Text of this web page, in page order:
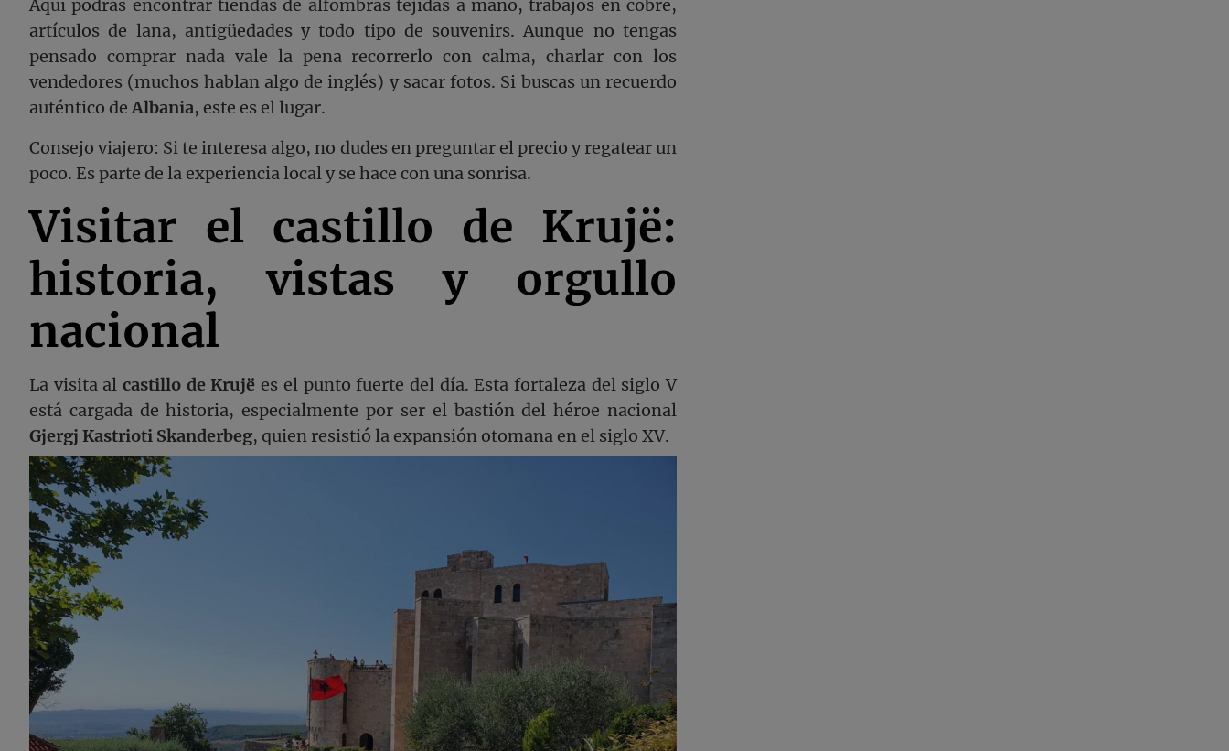
Aquí podrás encontrar tiendas de alfombras tejidas a mano, trabajos en cobre,
artículos de lana, antigüedades y todo tipo de souvenirs. Aunque no tengas
pensado comprar nada vale la pena recorrerlo con calma, charlar con los
vendedores (muchos hablan algo de inglés) y sacar fotos. Si buscas un recuerdo
auténtico deAlbania, este es el lugar.
Consejo viajero: Si te interesa algo, no dudes en preguntar el precio y regatear un
poco. Es parte de la experiencia local y se hace con una sonrisa.
Visitar el castillo de Krujë:
historia, vistas y orgullo
nacional
La visita alcastillo de Krujë es el punto fuerte del día. Esta fortaleza del siglo V
está cargada de historia, especialmente por ser el bastión del héroe nacional
Gjergj Kastrioti Skanderbeg, quien resistió la expansión otomana en el siglo XV.